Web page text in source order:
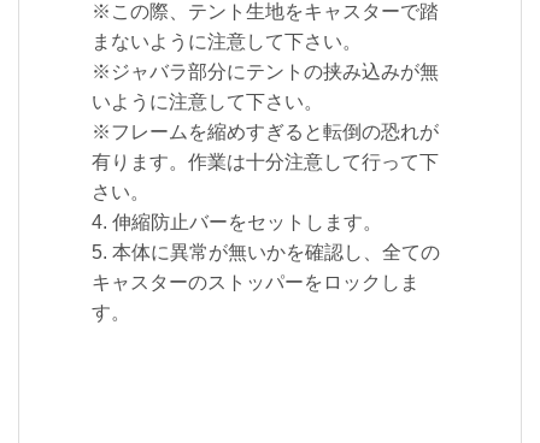
※この際、テント生地をキャスターで踏
まないように注意して下さい。
※ジャバラ部分にテントの挟み込みが無
いように注意して下さい。
※フレームを縮めすぎると転倒の恐れが
有ります。作業は十分注意して行って下
さい。
4. 伸縮防止バーをセットします。
5. 本体に異常が無いかを確認し、全ての
キャスターのストッパーをロックしま
す。